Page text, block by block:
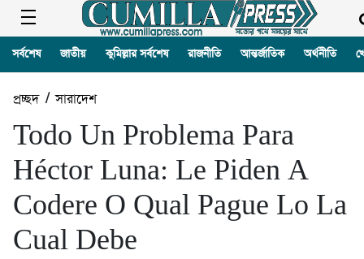
সর্বশেষ জাতীয় কুমিল্লার সর্বশেষ রাজনীতি আন্তর্জাতিক অর্থনীতি
প্রচ্ছদ/সারাদেশ
Todo Un Problema Para
Héctor Luna: Le Piden A
Codere O Qual Pague Lo La
Cual Debe